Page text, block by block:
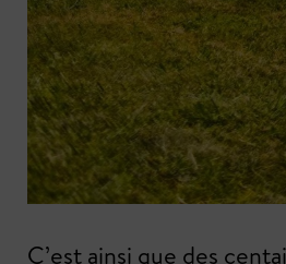
C’est ainsi que des